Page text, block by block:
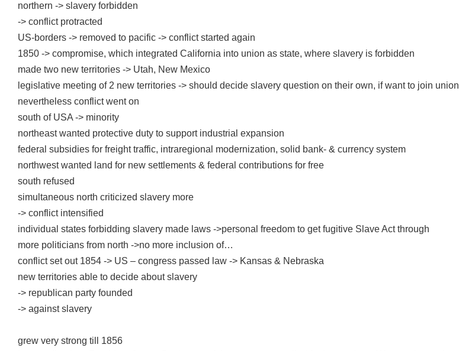
northern -> slavery forbidden
-> conflict protracted
US-borders -> removed to pacific -> conflict started again
1850 -> compromise, which integrated California into union as state, where slavery is forbidden
made two new territories -> Utah, New Mexico
legislative meeting of 2 new territories -> should decide slavery question on their own, if want to join union
nevertheless conflict went on
south of USA -> minority
northeast wanted protective duty to support industrial expansion
federal subsidies for freight traffic, intraregional modernization, solid bank- & currency system
northwest wanted land for new settlements & federal contributions for free
south refused
simultaneous north criticized slavery more
-> conflict intensified
individual states forbidding slavery made laws ->personal freedom to get fugitive Slave Act through
more politicians from north ->no more inclusion of…
conflict set out 1854 -> US – congress passed law -> Kansas & Nebraska
new territories able to decide about slavery
-> republican party founded
-> against slavery
grew very strong till 1856